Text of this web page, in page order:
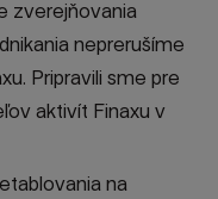
zverejňovania
neprerušíme
Pripravili sme pre
aktivít Finaxu v
na